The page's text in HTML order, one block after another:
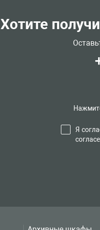
Хотите
Я